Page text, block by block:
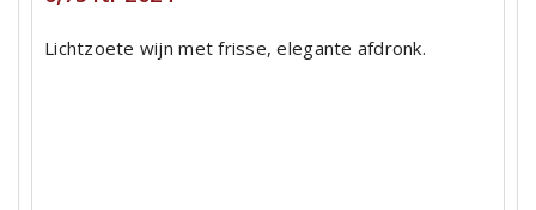
Lichtzoete wijn met frisse, elegante afdronk.